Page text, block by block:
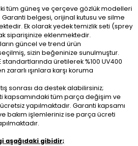
tüm güneş ve çerçeve gözlük modelleri
belgesi, orijinal kutusu ve silme
Ek olarak yedek temizlik seti (sprey
siparişinize eklenmektedir.
güncel ve trend ürün
sizin beğeninize sunulmuştur.
standartlarında üretilerek %100 UV400
ışınlara karşı koruma
sonrası da destek alabilirsiniz;
kapsamındaki tüm parça değişim ve
yapılmaktadır. Garanti kapsamı
bakım işlemleriniz ise parça ücreti
aşağıdaki gibidir;